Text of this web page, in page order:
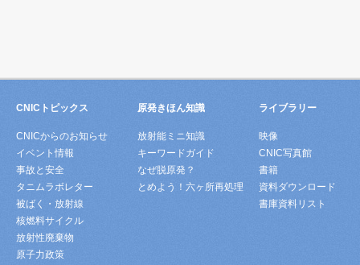
CNICトピックス
CNICからのお知らせ
イベント情報
事故と安全
タニムラボレター
被ばく・放射線
核燃料サイクル
放射性廃棄物
原子力政策
原発きほん知識
放射能ミニ知識
キーワードガイド
なぜ脱原発？
とめよう！六ヶ所再処理
ライブラリー
映像
CNIC写真館
書籍
資料ダウンロード
書庫資料リスト